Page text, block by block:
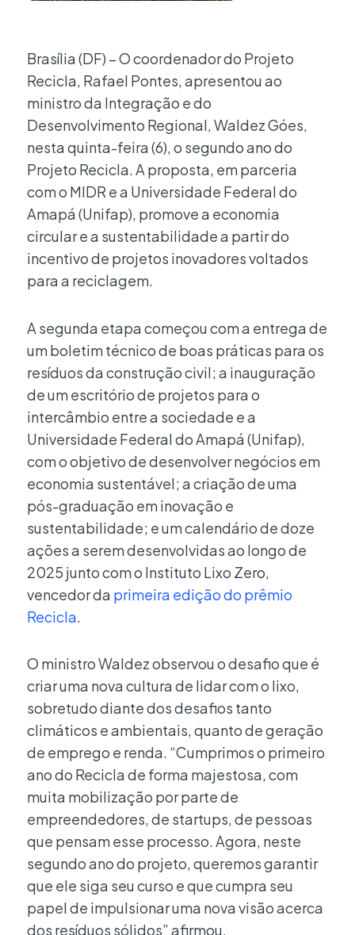
Brasília (DF) – O coordenador do Projeto
Recicla, Rafael Pontes, apresentou ao
ministro da Integração e do
Desenvolvimento Regional, Waldez Góes,
nesta quinta-feira (6), o segundo ano do
Projeto Recicla. A proposta, em parceria
com o MIDR e a Universidade Federal do
Amapá (Unifap), promove a economia
circular e a sustentabilidade a partir do
incentivo de projetos inovadores voltados
para a reciclagem.
A segunda etapa começou com a entrega de
um boletim técnico de boas práticas para os
resíduos da construção civil; a inauguração
de um escritório de projetos para o
intercâmbio entre a sociedade e a
Universidade Federal do Amapá (Unifap),
com o objetivo de desenvolver negócios em
economia sustentável; a criação de uma
pós-graduação em inovação e
sustentabilidade; e um calendário de doze
ações a serem desenvolvidas ao longo de
2025 junto com o Instituto Lixo Zero,
vencedor da primeira edição do prêmio
Recicla.
O ministro Waldez observou o desafio que é
criar uma nova cultura de lidar com o lixo,
sobretudo diante dos desafios tanto
climáticos e ambientais, quanto de geração
de emprego e renda. “Cumprimos o primeiro
ano do Recicla de forma majestosa, com
muita mobilização por parte de
empreendedores, de startups, de pessoas
que pensam esse processo. Agora, neste
segundo ano do projeto, queremos garantir
que ele siga seu curso e que cumpra seu
papel de impulsionar uma nova visão acerca
dos resíduos sólidos” afirmou.